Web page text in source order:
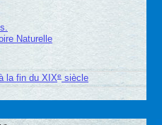
Naturelle
la fin du XIXesiècle